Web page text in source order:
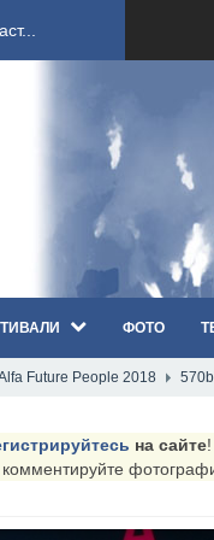
ФОТО
Future People 2018
на сайте